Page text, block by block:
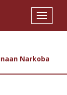
Toggle
Narkoba